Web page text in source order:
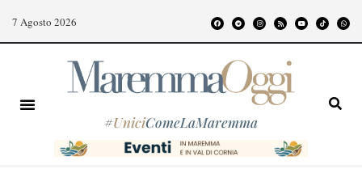
7 Agosto 2026
#UniciComeLaMaremma